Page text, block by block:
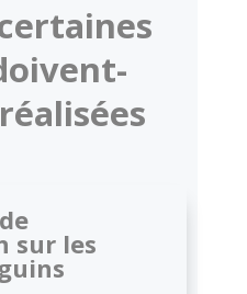
sur les